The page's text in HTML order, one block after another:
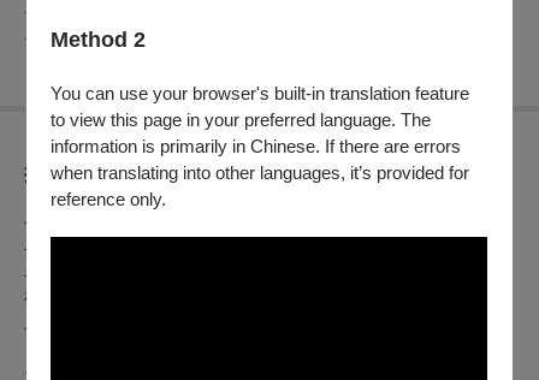
Method 2
You can use your browser's built-in translation feature
to view this page in your preferred language. The
information is primarily in Chinese. If there are errors
when translating into other languages, it’s provided for
reference only.
﹋﹋﹋﹋﹋﹋﹋﹋﹋﹋﹋﹋﹋﹋﹋﹋﹋﹋﹋﹋﹋﹋﹋﹋﹋﹋﹋
﹋﹋﹋
折扣方案
早鳥票券
早鳥票：每張200元
早鳥日場票：每張160元
敬老愛心票：每張125元
早鳥票銷售期間：6/8 (日) 20：00 至 6/19 (四) 23：59止